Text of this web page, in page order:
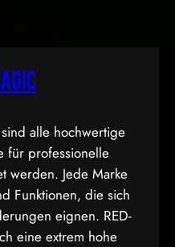
alle hochwertige
für professionelle
werden. Jede Marke
Funktionen, die sich
eignen. RED-
eine extrem hohe